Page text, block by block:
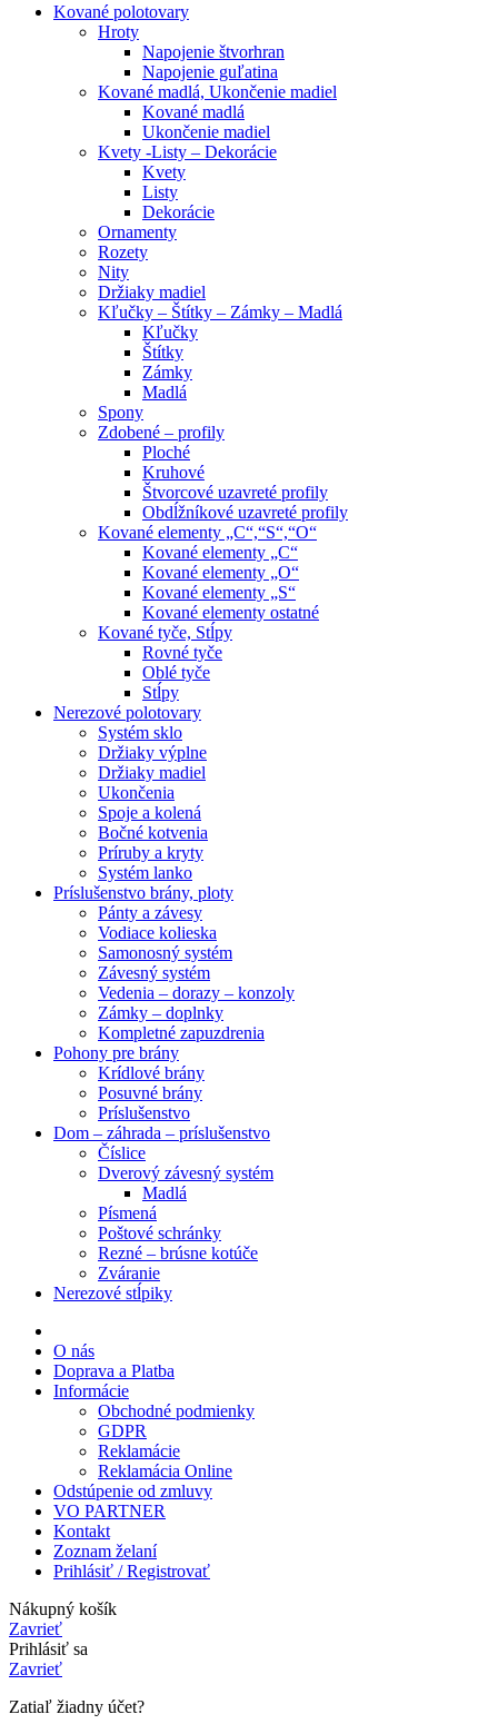
Kované polotovary
Hroty
Napojenie štvorhran
Napojenie guľatina
Kované madlá, Ukončenie madiel
Kované madlá
Ukončenie madiel
Kvety -Listy – Dekorácie
Kvety
Listy
Dekorácie
Ornamenty
Rozety
Nity
Držiaky madiel
Kľučky – Štítky – Zámky – Madlá
Kľučky
Štítky
Zámky
Madlá
Spony
Zdobené – profily
Ploché
Kruhové
Štvorcové uzavreté profily
Obdĺžníkové uzavreté profily
Kované elementy „C“,“S“,“O“
Kované elementy „C“
Kované elementy „O“
Kované elementy „S“
Kované elementy ostatné
Kované tyče, Stĺpy
Rovné tyče
Oblé tyče
Stĺpy
Nerezové polotovary
Systém sklo
Držiaky výplne
Držiaky madiel
Ukončenia
Spoje a kolená
Bočné kotvenia
Príruby a kryty
Systém lanko
Príslušenstvo brány, ploty
Pánty a závesy
Vodiace kolieska
Samonosný systém
Závesný systém
Vedenia – dorazy – konzoly
Zámky – doplnky
Kompletné zapuzdrenia
Pohony pre brány
Krídlové brány
Posuvné brány
Príslušenstvo
Dom – záhrada – príslušenstvo
Číslice
Dverový závesný systém
Madlá
Písmená
Poštové schránky
Rezné – brúsne kotúče
Zváranie
Nerezové stĺpiky
O nás
Doprava a Platba
Informácie
Obchodné podmienky
GDPR
Reklamácie
Reklamácia Online
Odstúpenie od zmluvy
VO PARTNER
Kontakt
Zoznam želaní
Prihlásiť / Registrovať
Nákupný košík
Zavrieť
Prihlásiť sa
Zavrieť
Zatiaľ žiadny účet?